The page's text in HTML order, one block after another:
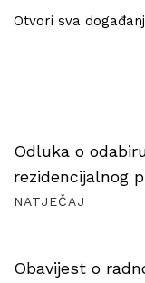
Otvori sva
Odluka o
rezidencijalnog
NATJEČAJ
Obavijest o